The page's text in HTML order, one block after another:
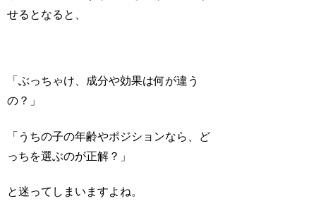
せるとなると、
「ぶっちゃけ、成分や効果は何が違う
の？」
「うちの子の年齢やポジションなら、ど
っちを選ぶのが正解？」
と迷ってしまいますよね。